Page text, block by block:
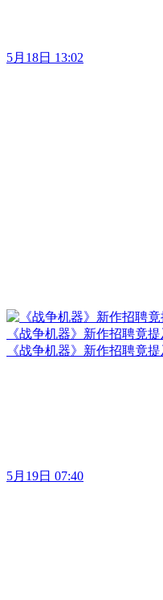
5月18日 13:02
《战争机器》新作招聘竟
《战争机器》新作招聘竟
5月19日 07:40